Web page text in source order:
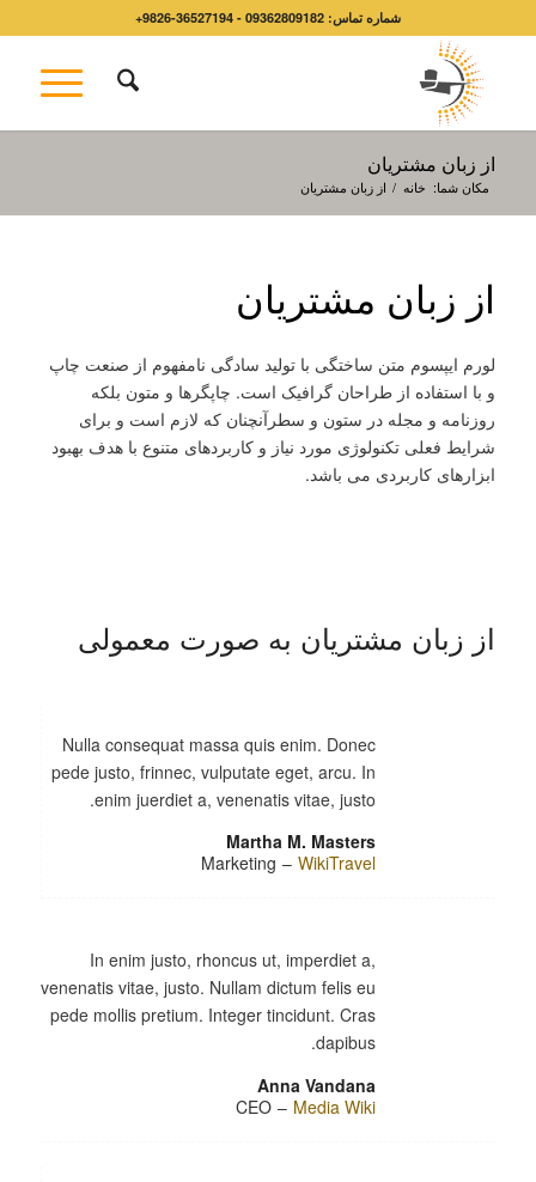
شماره تماس: 09362809182 - 36527194-9826+
از زبان مشتریان
مکان شما: خانه / از زبان مشتریان
از زبان مشتریان
لورم ایپسوم متن ساختگی با تولید سادگی نامفهوم از صنعت چاپ
و با استفاده از طراحان گرافیک است. چاپگرها و متون بلکه
روزنامه و مجله در ستون و سطرآنچنان که لازم است و برای
شرایط فعلی تکنولوژی مورد نیاز و کاربردهای متنوع با هدف بهبود
ابزارهای کاربردی می باشد.
از زبان مشتریان به صورت معمولی
Nulla consequat massa quis enim. Donec
pede justo, frinnec, vulputate eget, arcu. In
enim juerdiet a, venenatis vitae, justo.
Martha M. Masters
Marketing – WikiTravel
In enim justo, rhoncus ut, imperdiet a,
venenatis vitae, justo. Nullam dictum felis eu
pede mollis pretium. Integer tincidunt. Cras
dapibus.
Anna Vandana
CEO – Media Wiki